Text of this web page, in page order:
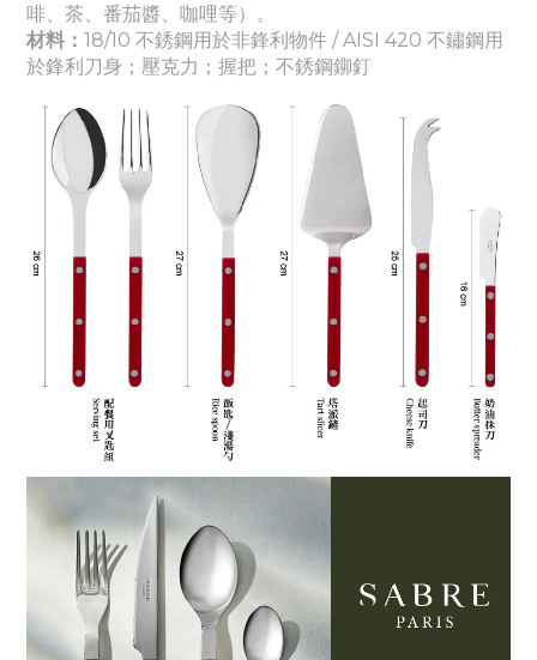
啡、茶、番茄醬、咖哩等）。
材料： 18/10 不銹鋼用於非鋒利物件 / AISI 420 不鏽鋼用
於鋒利刀身 ；壓克力 ；握把 ； 不銹鋼鉚釘